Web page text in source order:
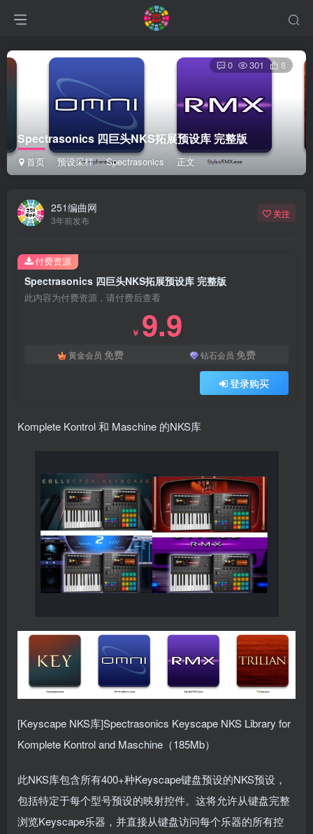
Spectrasonics 四巨头NKS拓展预设库 完整版
首页 预设采样 Spectrasonics 正文
0 301 8
251编曲网
3年前发布
关注
Spectrasonics 四巨头NKS拓展预设库 完整版
此内容为付费资源，请付费后查看
￥ 9.9
黄金会员 免费 钻石会员 免费
登录购买
付费资源
Komplete Kontrol 和 Maschine 的NKS库
[Keyscape NKS库]Spectrasonics Keyscape NKS Library for
Komplete Kontrol and Maschine（185Mb）
此NKS库包含所有400+种Keyscape键盘预设的NKS预设，
包括特定于每个型号预设的映射控件。这将允许从键盘完整
浏览Keyscape乐器，并直接从键盘访问每个乐器的所有控